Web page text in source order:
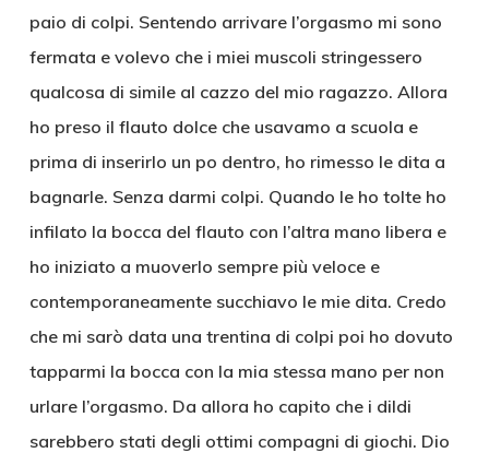
paio di colpi. Sentendo arrivare l’orgasmo mi sono
fermata e volevo che i miei muscoli stringessero
qualcosa di simile al cazzo del mio ragazzo. Allora
ho preso il flauto dolce che usavamo a scuola e
prima di inserirlo un po dentro, ho rimesso le dita a
bagnarle. Senza darmi colpi. Quando le ho tolte ho
infilato la bocca del flauto con l’altra mano libera e
ho iniziato a muoverlo sempre più veloce e
contemporaneamente succhiavo le mie dita. Credo
che mi sarò data una trentina di colpi poi ho dovuto
tapparmi la bocca con la mia stessa mano per non
urlare l’orgasmo. Da allora ho capito che i dildi
sarebbero stati degli ottimi compagni di giochi. Dio